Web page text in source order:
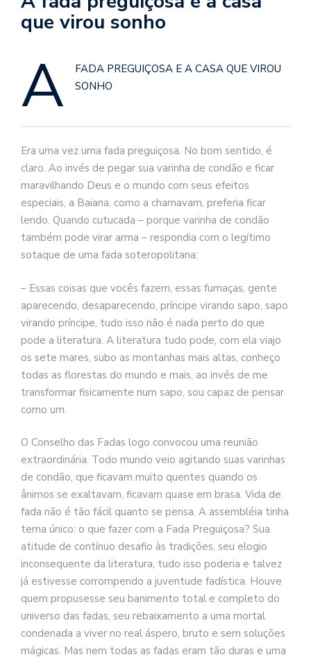
que virou sonho
A
FADA PREGUIÇOSA E A CASA QUE VIROU
SONHO
Era uma vez uma fada preguiçosa. No bom sentido, é
claro. Ao invés de pegar sua varinha de condão e ficar
maravilhando Deus e o mundo com seus efeitos
especiais, a Baiana, como a chamavam, preferia ficar
lendo. Quando cutucada – porque varinha de condão
também pode virar arma – respondia com o legítimo
sotaque de uma fada soteropolitana:
– Essas coisas que vocês fazem, essas fumaças, gente
aparecendo, desaparecendo, príncipe virando sapo, sapo
virando príncipe, tudo isso não é nada perto do que
pode a literatura. A literatura tudo pode, com ela viajo
os sete mares, subo as montanhas mais altas, conheço
todas as florestas do mundo e mais, ao invés de me
transformar fisicamente num sapo, sou capaz de pensar
como um.
O Conselho das Fadas logo convocou uma reunião
extraordinária. Todo mundo veio agitando suas varinhas
de condão, que ficavam muito quentes quando os
ânimos se exaltavam, ficavam quase em brasa. Vida de
fada não é tão fácil quanto se pensa. A assembléia tinha
tema único: o que fazer com a Fada Preguiçosa? Sua
atitude de contínuo desafio às tradições, seu elogio
inconsequente da literatura, tudo isso poderia e talvez
já estivesse corrompendo a juventude fadística. Houve
quem propusesse seu banimento total e completo do
universo das fadas, seu rebaixamento a uma mortal
condenada a viver no real áspero, bruto e sem soluções
mágicas. Mas nem todas as fadas eram tão duras e uma